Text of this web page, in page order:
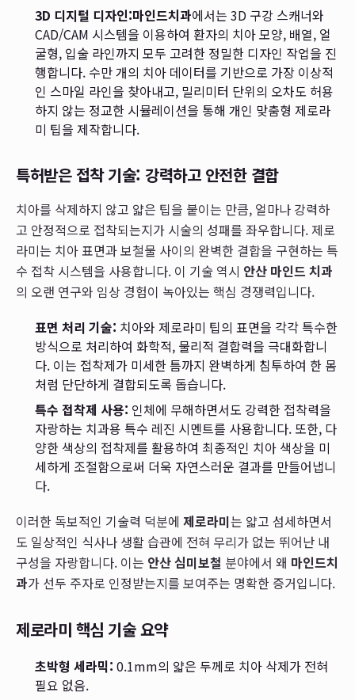
3D 디지털 디자인:마인드치과에서는 3D 구강 스캐너와
CAD/CAM 시스템을 이용하여 환자의 치아 모양, 배열, 얼
굴형, 입술 라인까지 모두 고려한 정밀한 디자인 작업을 진
행합니다. 수만 개의 치아 데이터를 기반으로 가장 이상적
인 스마일 라인을 찾아내고, 밀리미터 단위의 오차도 허용
하지 않는 정교한 시뮬레이션을 통해 개인 맞춤형 제로라
미 팁을 제작합니다.
특허받은 접착 기술: 강력하고 안전한 결합
치아를 삭제하지 않고 얇은 팁을 붙이는 만큼, 얼마나 강력하
고 안정적으로 접착되는지가 시술의 성패를 좌우합니다. 제로
라미는 치아 표면과 보철물 사이의 완벽한 결합을 구현하는 특
수 접착 시스템을 사용합니다. 이 기술 역시 안산 마인드 치과
의 오랜 연구와 임상 경험이 녹아있는 핵심 경쟁력입니다.
표면 처리 기술: 치아와 제로라미 팁의 표면을 각각 특수한
방식으로 처리하여 화학적, 물리적 결합력을 극대화합니
다. 이는 접착제가 미세한 틈까지 완벽하게 침투하여 한 몸
처럼 단단하게 결합되도록 돕습니다.
특수 접착제 사용: 인체에 무해하면서도 강력한 접착력을
자랑하는 치과용 특수 레진 시멘트를 사용합니다. 또한, 다
양한 색상의 접착제를 활용하여 최종적인 치아 색상을 미
세하게 조절함으로써 더욱 자연스러운 결과를 만들어냅니
다.
이러한 독보적인 기술력 덕분에 제로라미는 얇고 섬세하면서
도 일상적인 식사나 생활 습관에 전혀 무리가 없는 뛰어난 내
구성을 자랑합니다. 이는 안산 심미보철 분야에서 왜 마인드치
과가 선두 주자로 인정받는지를 보여주는 명확한 증거입니다.
제로라미 핵심 기술 요약
초박형 세라믹: 0.1mm의 얇은 두께로 치아 삭제가 전혀
필요 없음.